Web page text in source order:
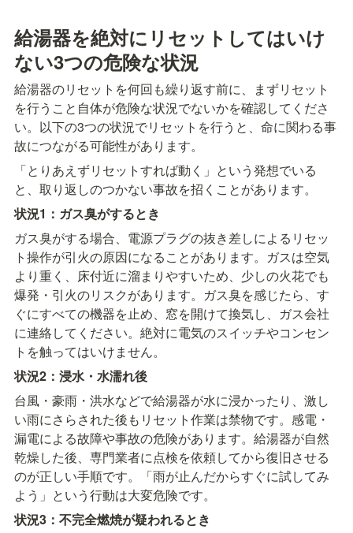
給湯器を絶対にリセットしてはいけ
ない3つの危険な状況
給湯器のリセットを何回も繰り返す前に、まずリセット
を行うこと自体が危険な状況でないかを確認してくださ
い。以下の3つの状況でリセットを行うと、命に関わる事
故につながる可能性があります。
「とりあえずリセットすれば動く」という発想でいる
と、取り返しのつかない事故を招くことがあります。
状況1：ガス臭がするとき
ガス臭がする場合、電源プラグの抜き差しによるリセッ
ト操作が引火の原因になることがあります。ガスは空気
より重く、床付近に溜まりやすいため、少しの火花でも
爆発・引火のリスクがあります。ガス臭を感じたら、す
ぐにすべての機器を止め、窓を開けて換気し、ガス会社
に連絡してください。絶対に電気のスイッチやコンセン
トを触ってはいけません。
状況2：浸水・水濡れ後
台風・豪雨・洪水などで給湯器が水に浸かったり、激し
い雨にさらされた後もリセット作業は禁物です。感電・
漏電による故障や事故の危険があります。給湯器が自然
乾燥した後、専門業者に点検を依頼してから復旧させる
のが正しい手順です。「雨が止んだからすぐに試してみ
よう」という行動は大変危険です。
状況3：不完全燃焼が疑われるとき